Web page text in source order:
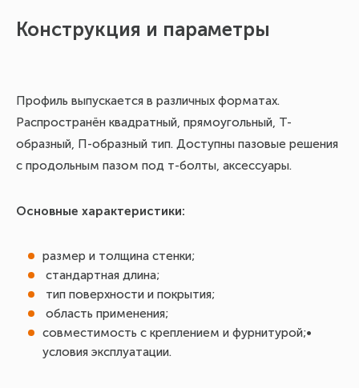
Конструкция и параметры
Профиль выпускается в различных форматах.
Распространён квадратный, прямоугольный, Т-
образный, П-образный тип. Доступны пазовые решения
с продольным пазом под т-болты, аксессуары.
Основные характеристики:
размер и толщина стенки;
стандартная длина;
тип поверхности и покрытия;
область применения;
совместимость с креплением и фурнитурой;•
условия эксплуатации.